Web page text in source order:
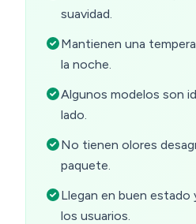
suavidad.
Mantienen una
la noche.
Algunos modelos son
lado.
No tienen olores
paquete.
Llegan en buen estado
los usuarios.